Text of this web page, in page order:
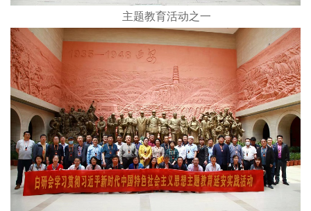
主题教育活动之一